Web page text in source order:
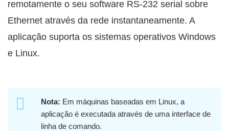
remotamente o seu software RS-232 serial sobre
Ethernet através da rede instantaneamente. A
aplicação suporta os sistemas operativos Windows
e Linux.
Nota: Em máquinas baseadas em Linux, a
aplicação é executada através de uma interface de
linha de comando.